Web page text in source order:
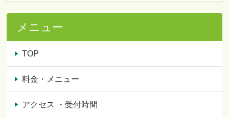
メニュー
TOP
料金・メニュー
アクセス ・受付時間